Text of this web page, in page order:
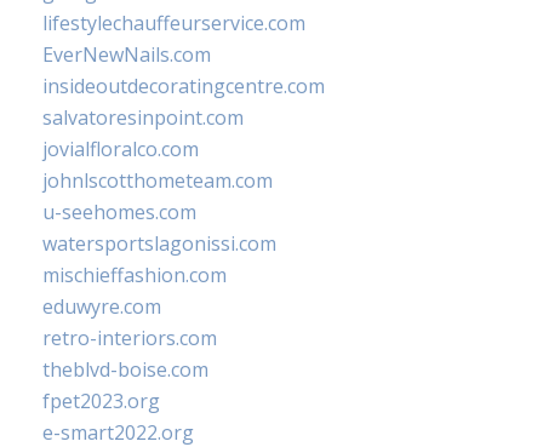
lifestylechauffeurservice.com
EverNewNails.com
insideoutdecoratingcentre.com
salvatoresinpoint.com
jovialfloralco.com
johnlscotthometeam.com
u-seehomes.com
watersportslagonissi.com
mischieffashion.com
eduwyre.com
retro-interiors.com
theblvd-boise.com
fpet2023.org
e-smart2022.org